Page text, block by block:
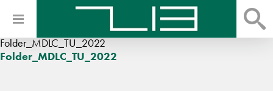
Folder_MDLC_TU_2022
Folder_MDLC_TU_2022